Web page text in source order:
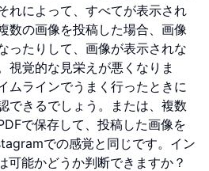
れによって、すべてが表示され
数の画像を投稿した場合、画像
ったりして、画像が表示されな
視覚的な見栄えが悪くなりま
ムラインでうまく行ったときに
できるでしょう。または、複数
で保存して、投稿した画像を
での感覚と同じです。イン
可能かどうか判断できますか？